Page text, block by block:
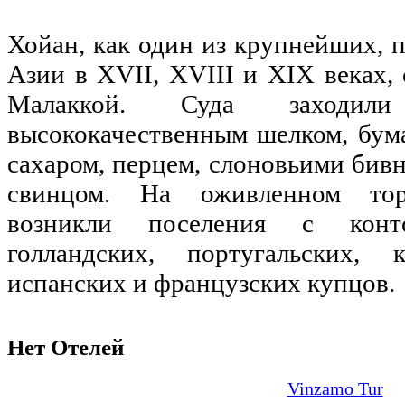
Хойан, как один из крупнейших,
Азии в ХVII, ХVIII и XIX веках,
Малаккой. Суда
высококачественным шелком,
сахаром, перцем, слоновьими
свинцом. На оживленном
возникли поселения с
голландских, португальских,
испанских и французских купцов.
Нет Отелей
Vinzamo Tur